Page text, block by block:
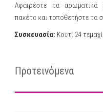
Αφαιρέστε τα αρωματικά
πακέτο και τοποθετήστε τα
Συσκευασία: Κουτί 24
Προτεινόμενα